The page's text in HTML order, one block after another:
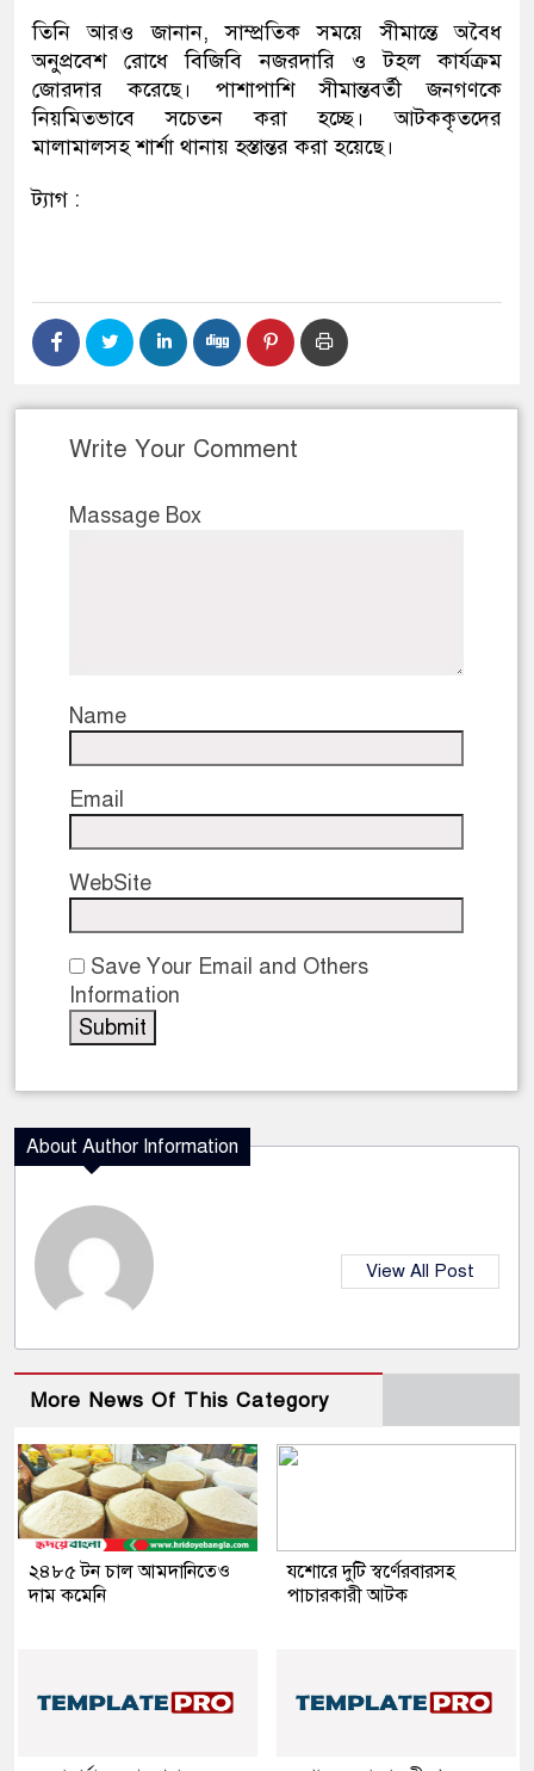
তিনি আরও জানান, সাম্প্রতিক সময়ে সীমান্তে অবৈধ
অনুপ্রবেশ রোধে বিজিবি নজরদারি ও টহল কার্যক্রম
জোরদার করেছে। পাশাপাশি সীমান্তবর্তী জনগণকে
নিয়মিতভাবে সচেতন করা হচ্ছে। আটককৃতদের
মালামালসহ শার্শা থানায় হস্তান্তর করা হয়েছে।
ট্যাগ :
Write Your Comment
Massage Box
Name
Email
WebSite
Save Your Email and Others
Information
About Author Information
View All Post
More News Of This Category
২৪৮৫ টন চাল আমদানিতেও
দাম কমেনি
যশোরে দুটি স্বর্ণেরবারসহ
পাচারকারী আটক